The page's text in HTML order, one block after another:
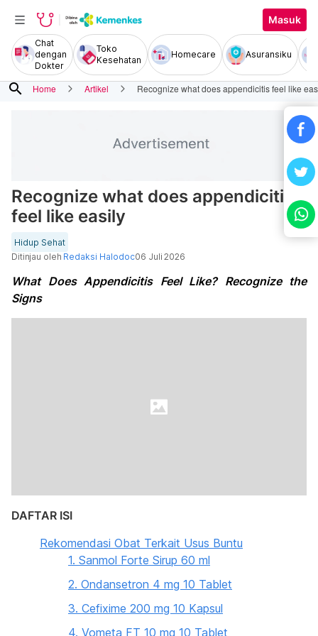
Masuk
Chat
dengan
Dokter
Toko
Kesehatan
Homecare Asuransiku
search Home Artikel Recognize what does appendicitis feel like
Recognize what does appendicitis
feel like easily
Hidup Sehat
Ditinjau oleh Redaksi Halodoc06 Juli 2026
What Does Appendicitis Feel Like? Recognize the
Signs
DAFTAR ISI
Rekomendasi Obat Terkait Usus Buntu
1. Sanmol Forte Sirup 60 ml
2. Ondansetron 4 mg 10 Tablet
3. Cefixime 200 mg 10 Kapsul
4. Vometa FT 10 mg 10 Tablet